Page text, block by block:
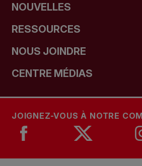
NOUVELLES
RESSOURCES
NOUS JOINDRE
CENTRE MÉDIAS
JOIGNEZ-VOUS À NOTRE